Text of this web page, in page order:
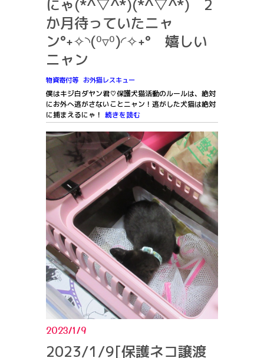
にゃ(*^▽^*)(*^▽^*) 2
か月待っていたニャ
ン°˖✧◝(⁰▿⁰)◜✧˖° 嬉しい
ニャン
物資寄付等 お外猫レスキュー
僕はキジ白ダヤン君♡保護犬猫活動のルールは、絶対
にお外へ逃がさないことニャン！逃がした犬猫は絶対
に捕まえるにゃ！ 続きを読む
2023/1/9
2023/1/9[保護ネコ譲渡